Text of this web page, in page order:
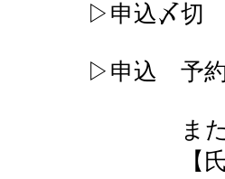
▷申込〆切
▷申込 予
また
【氏名・